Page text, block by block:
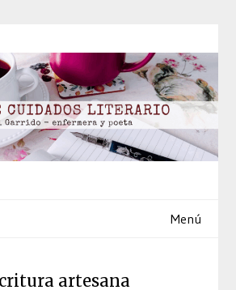
Menú
artesana